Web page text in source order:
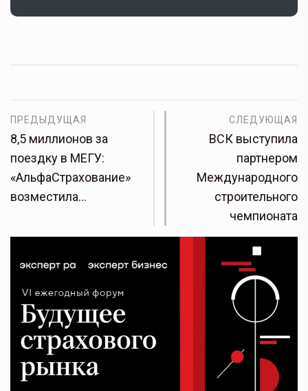
ПРЕДЫДУЩАЯ
8,5 миллионов за
поездку в МЕГУ:
«АльфаСтрахование»
возместила…
СЛЕДУЮЩАЯ
ВСК выступила
партнером
Международного
строительного
чемпионата